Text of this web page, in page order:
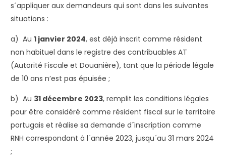
s´appliquer aux demandeurs qui sont dans les suivantes
situations :
a) Au 1 janvier 2024, est déjà inscrit comme résident
non habituel dans le registre des contribuables AT
(Autorité Fiscale et Douanière), tant que la période légale
de 10 ans n’est pas épuisée ;
b) Au 31 décembre 2023, remplit les conditions légales
pour être considéré comme résident fiscal sur le territoire
portugais et réalise sa demande d´inscription comme
RNH correspondant à l´année 2023, jusqu´au 31 mars 2024
;